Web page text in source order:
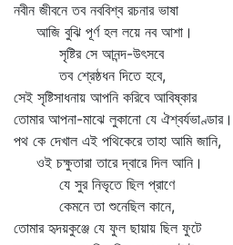
নবীন জীবনে তব নববিশ্ব রচনার ভাষা
আজি বুঝি পূর্ণ হল লয়ে নব আশা।
সৃষ্টির সে আনন্দ-উৎসবে
তব শ্রেষ্ঠধন দিতে হবে,
সেই সৃষ্টিসাধনায় আপনি করিবে আবিষ্কার
তোমার আপনা-মাঝে লুকানো যে ঐশ্বর্যভাণ্ডার।
পথ কে দেখাল এই পথিকেরে তাহা আমি জানি,
ওই চক্ষুতারা তারে দ্বারে দিল আনি।
যে সুর নিভৃতে ছিল প্রাণে
কেমনে তা শুনেছিল কানে,
তোমার হৃদয়কুঞ্জে যে ফুল ছায়ায় ছিল ফুটে